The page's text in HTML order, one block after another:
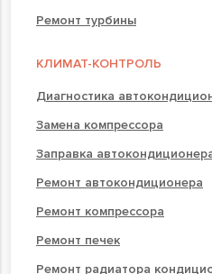
Ремонт турбины
КЛИМАТ-КОНТРОЛЬ
Диагностика
Замена компрессора
Заправка
Ремонт автокондиционера
Ремонт компрессора
Ремонт печек
Ремонт радиатора